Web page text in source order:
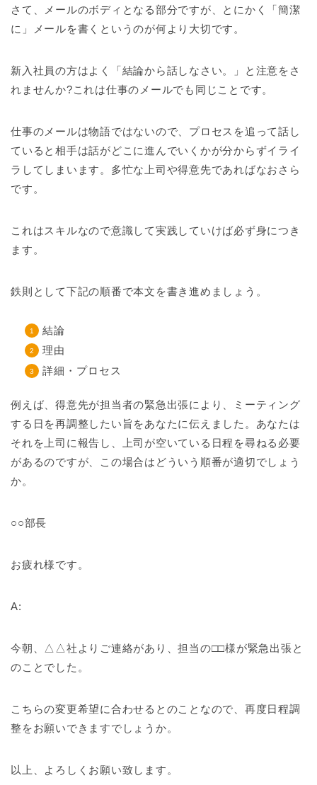
さて、メールのボディとなる部分ですが、とにかく「簡潔
に」メールを書くというのが何より大切です。
新入社員の方はよく「結論から話しなさい。」と注意をさ
れませんか?これは仕事のメールでも同じことです。
仕事のメールは物語ではないので、プロセスを追って話し
ていると相手は話がどこに進んでいくかが分からずイライ
ラしてしまいます。多忙な上司や得意先であればなおさら
です。
これはスキルなので意識して実践していけば必ず身につき
ます。
鉄則として下記の順番で本文を書き進めましょう。
結論
理由
詳細・プロセス
例えば、得意先が担当者の緊急出張により、ミーティング
する日を再調整したい旨をあなたに伝えました。あなたは
それを上司に報告し、上司が空いている日程を尋ねる必要
があるのですが、この場合はどういう順番が適切でしょう
か。
○○部長
お疲れ様です。
A:
今朝、△△社よりご連絡があり、担当の□□様が緊急出張と
のことでした。
こちらの変更希望に合わせるとのことなので、再度日程調
整をお願いできますでしょうか。
以上、よろしくお願い致します。